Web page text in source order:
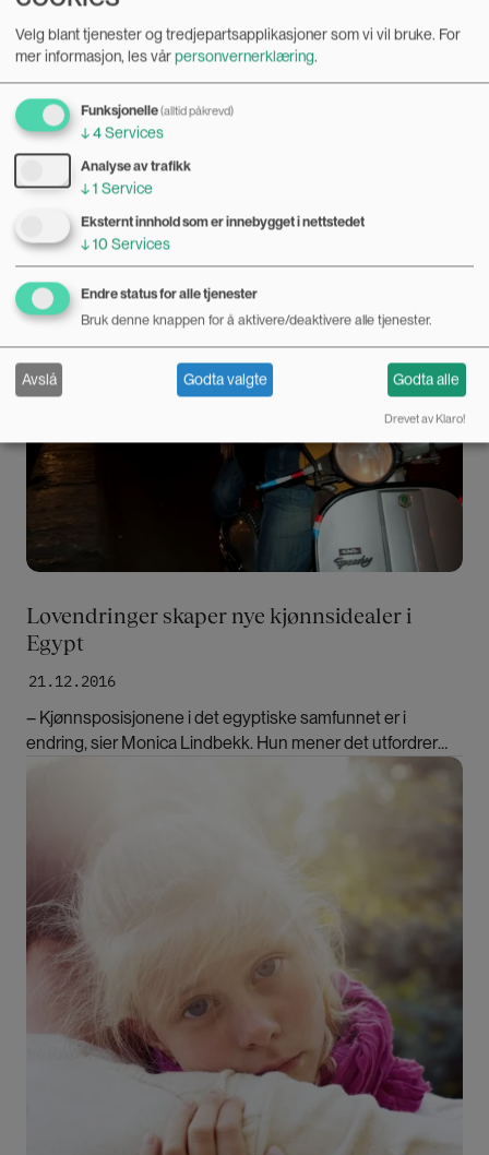
05.04.2019
Mor ser ikkje på sæddonor som far til barnet
Ingen av mødrene i studien til Monica Bjerklund ønskte å
kalle donorane for far til sine barn. Dette må barnehagane
vere oppmerksame på, seier Monica Bjerklund ved
Dronning Mauds Minne Høgskole for
barnehagelærerutdanning.
21.12.2016
Lovendringer skaper nye kjønnsidealer i
Egypt
– Kjønnsposisjonene i det egyptiske samfunnet er i
endring, sier Monica Lindbekk. Hun mener det utfordrer
vår forestilling om et enkelt motsetningsforhold mellom
Bilde
Velg blant tjenester og tredjepartsapplikasjoner som vi vil bruke. For
mer informasjon, les vårpersonvernerklæring.
Funksjonelle(alltid påkrevd)
↓4Services
Analyse av trafikk
↓1 Service
Eksternt innhold som er innebygget i nettstedet
↓10 Services
Endre status for alle tjenester
Bruk denne knappen for å aktivere/deaktivere alle tjenester.
Avslå Godta valgte Godta alle
Drevet av Klaro!